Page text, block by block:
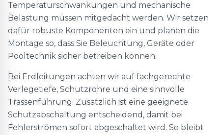
Temperaturschwankungen und mechanische
Belastung müssen mitgedacht werden. Wir setzen
dafür robuste Komponenten ein und planen die
Montage so, dass Sie Beleuchtung, Geräte oder
Pooltechnik sicher betreiben können.
Bei Erdleitungen achten wir auf fachgerechte
Verlegetiefe, Schutzrohre und eine sinnvolle
Trassenführung. Zusätzlich ist eine geeignete
Schutzabschaltung entscheidend, damit bei
Fehlerströmen sofort abgeschaltet wird. So bleibt